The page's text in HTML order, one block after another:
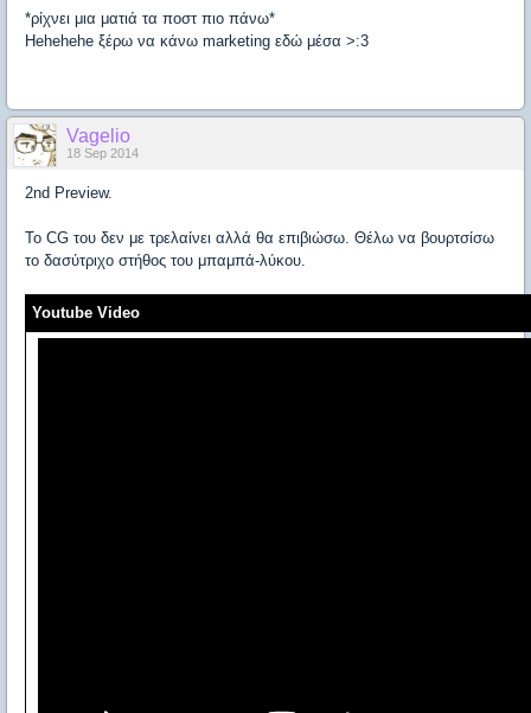
*ρίχνει μια ματιά τα ποστ πιο πάνω*
Ηehehehe ξέρω να κάνω marketing εδώ μέσα >:3
Vagelio
18 Sep 2014
2nd Preview.
To CG του δεν με τρελαίνει αλλά θα επιβιώσω. Θέλω να βουρτσίσω
το δασύτριχο στήθος του μπαμπά-λύκου.
Youtube Video